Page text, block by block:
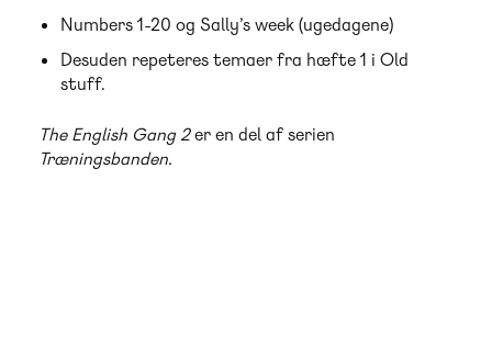
Numbers 1-20 og Sally’s week (ugedagene)
Desuden repeteres temaer fra hæfte 1 i Old
stuff.
The English Gang 2er en del af serien
Træningsbanden.